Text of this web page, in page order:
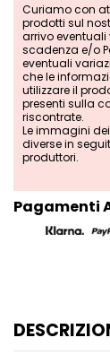
Curiamo con
prodotti sul
arrivo
scadenza e/o
eventuali
che le
utilizzare il
presenti sulla
riscontrate.
Le immagini
diverse in
produttori.
Pagamenti